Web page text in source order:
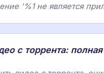
'%1 не является
с торрента: